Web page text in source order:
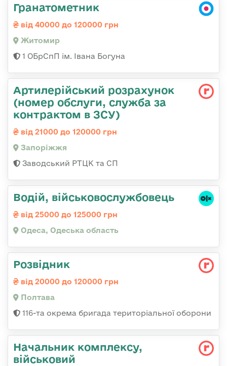
Гранатометник
від 40000 до 120000 грн
Житомир
1 ОБрСпП ім. Івана Богуна
Артилерійський розрахунок
(номер обслуги, служба за
контрактом в ЗСУ)
від 21000 до 120000 грн
Запоріжжя
Заводський РТЦК та СП
Водій, військовослужбовець
від 25000 до 125000 грн
Одеса, Одеська область
Розвідник
від 20000 до 120000 грн
Полтава
116-та окрема бригада територіальної оборони
Начальник комплексу,
військовий